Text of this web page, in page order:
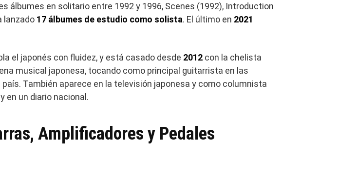
álbumes en solitario entre 1992 y 1996, Scenes (1992), Introduction
lanzado 17 álbumes de estudio como solista. El último en 2021
el japonés con fluidez, y está casado desde 2012 con la chelista
musical japonesa, tocando como principal guitarrista en las
También aparece en la televisión japonesa y como columnista
en un diario nacional.
Amplificadores y Pedales